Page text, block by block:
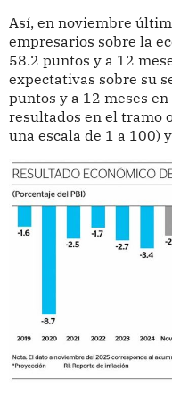
Así, en noviembre
empresarios sobre la
58.2 puntos y a 12
expectativas sobre su
puntos y a 12 meses
resultados en el tramo
una escala de 1 a 100)